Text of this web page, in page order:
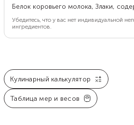
Белок коровьего молока, Злаки,
Убедитесь, что у вас нет индивидуальной
ингредиентов.
Кулинарный калькулятор
Таблица мер и весов